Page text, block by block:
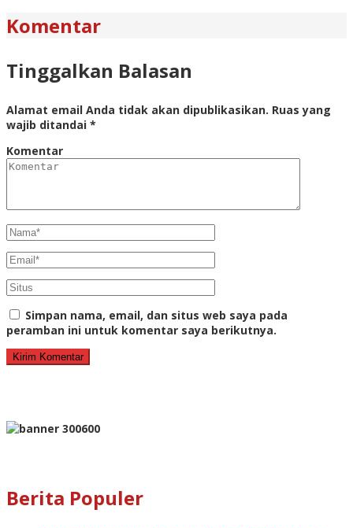
Komentar
Tinggalkan Balasan
Alamat email Anda tidak akan dipublikasikan. Ruas yang
wajib ditandai *
Komentar
Simpan nama, email, dan situs web saya pada
peramban ini untuk komentar saya berikutnya.
Berita Populer